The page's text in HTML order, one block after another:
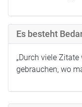
Es besteht
„Durch viele
gebrauchen, wo